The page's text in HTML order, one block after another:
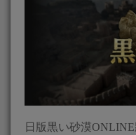
日版黒い砂漠